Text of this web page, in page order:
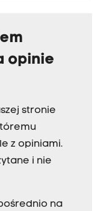
opinie
stronie
z opiniami.
i nie
na